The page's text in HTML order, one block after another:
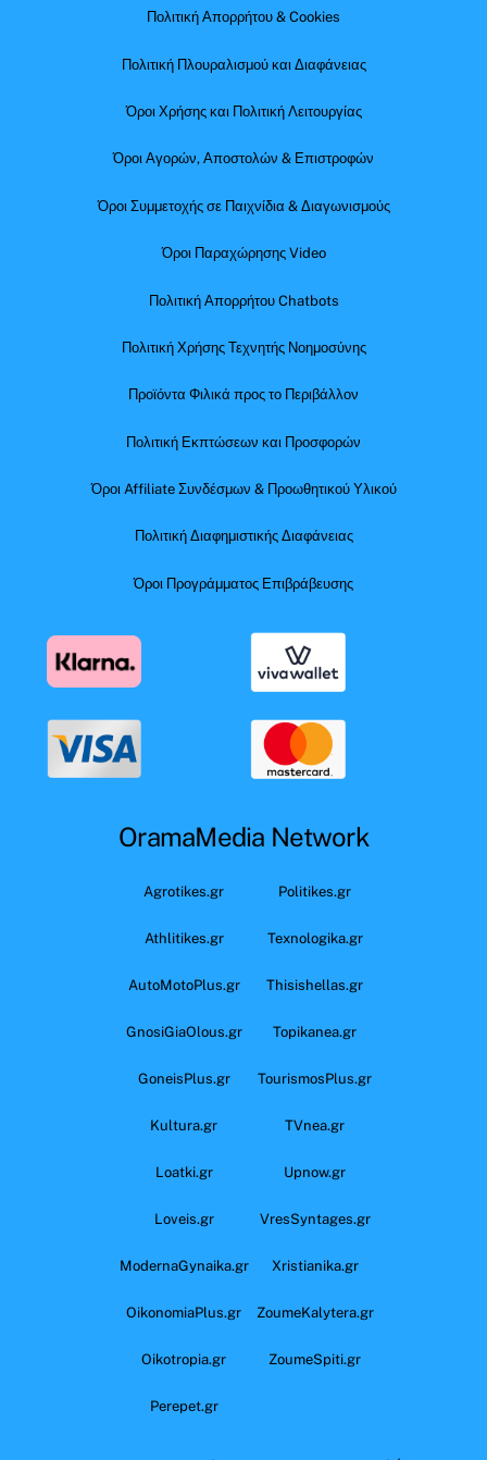
Πολιτική Απορρήτου & Cookies
Πολιτική Πλουραλισμού και Διαφάνειας
Όροι Χρήσης και Πολιτική Λειτουργίας
Όροι Αγορών, Αποστολών & Επιστροφών
Όροι Συμμετοχής σε Παιχνίδια & Διαγωνισμούς
Όροι Παραχώρησης Video
Πολιτική Απορρήτου Chatbots
Πολιτική Χρήσης Τεχνητής Νοημοσύνης
Προϊόντα Φιλικά προς το Περιβάλλον
Πολιτική Εκπτώσεων και Προσφορών
Όροι Affiliate Συνδέσμων & Προωθητικού Υλικού
Πολιτική Διαφημιστικής Διαφάνειας
Όροι Προγράμματος Επιβράβευσης
OramaMedia Network
Agrotikes.gr Politikes.gr
Athlitikes.gr Texnologika.gr
AutoMotoPlus.gr Thisishellas.gr
GnosiGiaOlous.gr Topikanea.gr
GoneisPlus.gr TourismosPlus.gr
Kultura.gr TVnea.gr
Loatki.gr Upnow.gr
Loveis.gr VresSyntages.gr
ModernaGynaika.gr Xristianika.gr
OikonomiaPlus.gr ZoumeKalytera.gr
Oikotropia.gr ZoumeSpiti.gr
Perepet.gr